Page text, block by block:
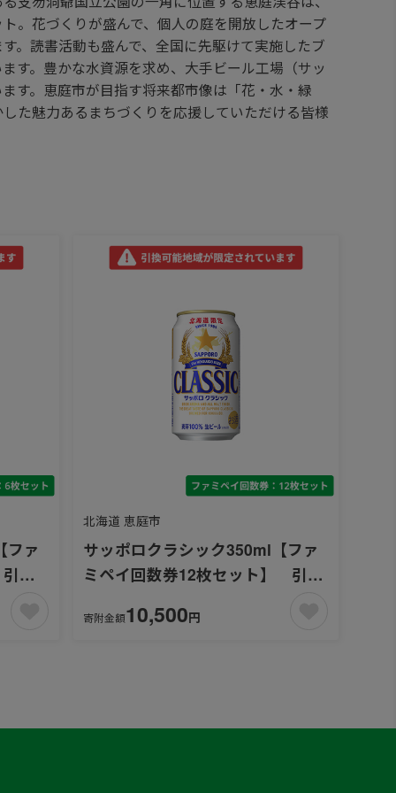
。花づくりが盛んで、個人の庭を開放したオープ
。読書活動も盛んで、全国に先駆けて実施したブ
す。豊かな水資源を求め、大手ビール工場（サッ
す。恵庭市が目指す将来都市像は「花・水・緑
た魅力あるまちづくりを応援していただける皆様
ファ
換
北海道 恵庭市
サッポロクラシック350ml【ファ
ミペイ回数券12枚セット】 引換
寄附金額10,500円